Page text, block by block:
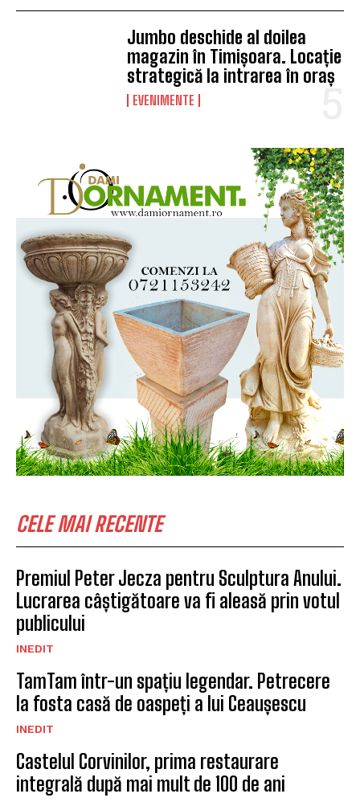
Jumbo deschide al doilea
magazin în Timișoara. Locație
strategică la intrarea în oraș
EVENIMENTE
CELE MAI RECENTE
Premiul Peter Jecza pentru Sculptura Anului.
Lucrarea câștigătoare va fi aleasă prin votul
publicului
INEDIT
TamTam într-un spațiu legendar. Petrecere
la fosta casă de oaspeți a lui Ceaușescu
INEDIT
Castelul Corvinilor, prima restaurare
integrală după mai mult de 100 de ani